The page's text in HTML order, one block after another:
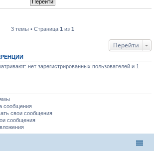
3 темы • Страница 1 из 1
Перейти
нет зарегистрированных пользователей и 1
сообщения
свои сообщения
сообщения